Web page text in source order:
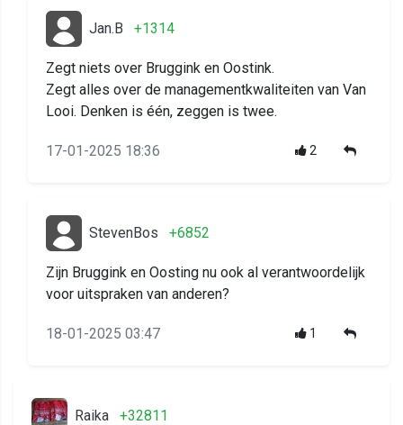
Jan.B +1314
Zegt niets over Bruggink en Oostink.
Zegt alles over de managementkwaliteiten van Van
Looi. Denken is één, zeggen is twee.
17-01-2025 18:36 2
StevenBos +6852
Zijn Bruggink en Oosting nu ook al verantwoordelijk
voor uitspraken van anderen?
18-01-2025 03:47 1
Raika +32811